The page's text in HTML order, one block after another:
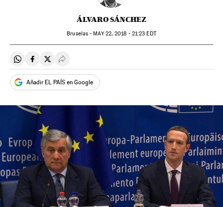
ÁLVARO SÁNCHEZ
Bruselas -MAY22, 2018 - 21:23 EDT
Compartir en Whatsapp
Compartir en Facebook
Compartir en Twitter
Desplegar Redes Sociales
Añadir EL PAÍS en Google